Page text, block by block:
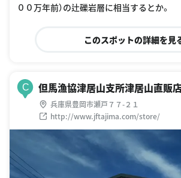
００万年前）の辻礫岩層に相当するとか。
このスポットの詳細を見
C 但馬漁協津居山支所津居山直販
兵庫県豊岡市瀬戸７７-２１
http://www.jftajima.com/store/